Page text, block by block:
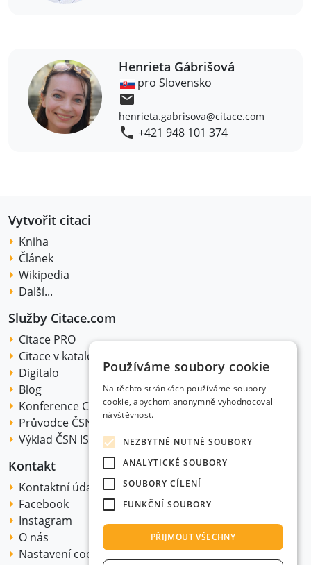
Henrieta Gábrišová
pro Slovensko
henrieta.gabrisova@citace.com
+421 948 101 374
Vytvořit citaci
Kniha
Článek
Wikipedia
Další...
Služby Citace.com
Citace PRO
Citace v katalogu
Digitalo
Blog
Konference Citakon
Průvodce ČSN ISO 690:2022
Výklad ČSN ISO 690:2022
Kontakt
Kontaktní údaje
Facebook
Instagram
O nás
Nastavení cookie
Používáme soubory cookie
Na těchto stránkách používáme soubory
cookie, abychom anonymně vyhodnocovali
návštěvnost.
NEZBYTNĚ NUTNÉ SOUBORY
ANALYTICKÉ SOUBORY
SOUBORY CÍLENÍ
FUNKČNÍ SOUBORY
PŘIJMOUT VŠECHNY